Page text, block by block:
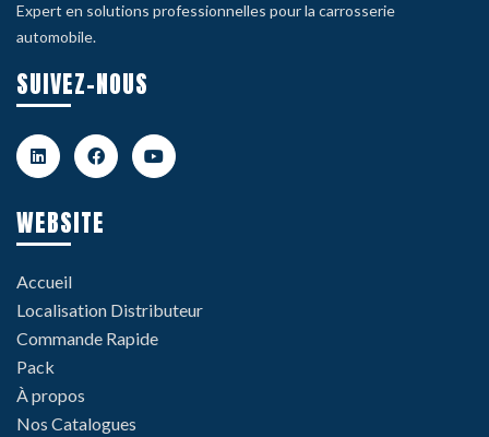
Expert en solutions professionnelles pour la carrosserie
automobile.
SUIVEZ-NOUS
WEBSITE
Accueil
Localisation Distributeur
Commande Rapide
Pack
À propos
Nos Catalogues